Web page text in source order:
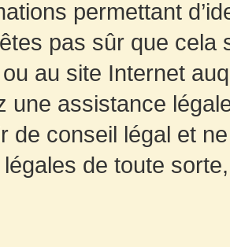
permettant
pas sûr que
au site Internet
une assistance
de conseil légal et
de toute